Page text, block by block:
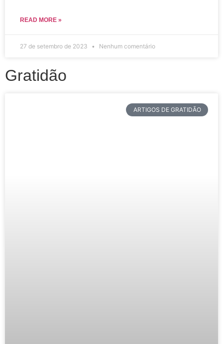
READ MORE »
27 de setembro de 2023 Nenhum comentário
Gratidão
ARTIGOS DE GRATIDÃO